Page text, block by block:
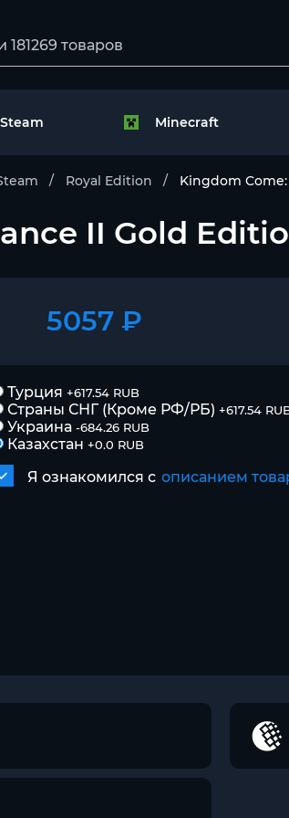
Steam Minecraft
Royal Edition Kingdom
II Gold
5057 ₽
Турция +617.54 RUB
Страны СНГ (Кроме РФ/РБ) +617.54
Украина -684.26 RUB
Казахстан +0.0 RUB
Я ознакомился с описанием